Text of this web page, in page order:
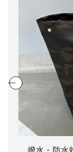
撥水・防水